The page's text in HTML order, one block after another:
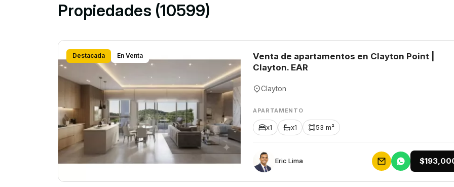
Propiedades (10599)
Destacada En Venta
Venta de apartamentos en Clayton Point |
Clayton. EAR
Clayton
APARTAMENTO
x1 x1 53 m²
Eric Lima